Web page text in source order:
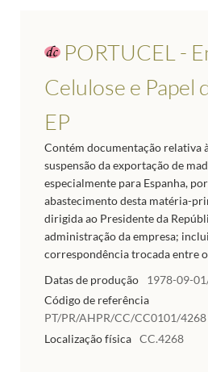
PORTUCEL -
Celulose e Papel
EP
Contém documentação relativa
suspensão da exportação de
especialmente para Espanha,
abastecimento desta matéria-
dirigida ao Presidente da
administração da empresa;
correspondência trocada entre
Datas de produção
1978-09-
Código de referência
PT/PR/AHPR/CC/CC0101/4268
Localização física CC.4268